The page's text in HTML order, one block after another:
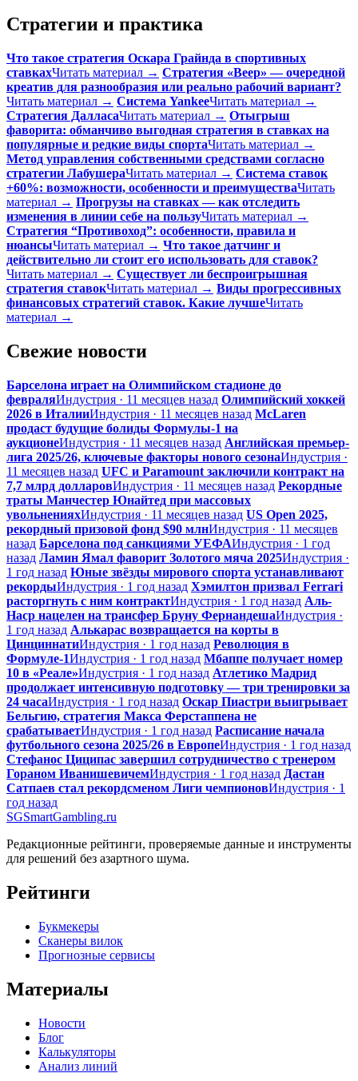
Стратегии и практика
Что такое стратегия Оскара Грайнда в спортивных
ставкахЧитать материал → Стратегия «Веер» — очередной
креатив для разнообразия или реально рабочий вариант?
Читать материал → Система YankeeЧитать материал →
Стратегия ДалласаЧитать материал → Отыгрыш
фаворита: обманчиво выгодная стратегия в ставках на
популярные и редкие виды спортаЧитать материал →
Метод управления собственными средствами согласно
стратегии ЛабушераЧитать материал → Система ставок
+60%: возможности, особенности и преимуществаЧитать
материал → Прогрузы на ставках — как отследить
изменения в линии себе на пользуЧитать материал →
Стратегия “Противоход”: особенности, правила и
нюансыЧитать материал → Что такое датчинг и
действительно ли стоит его использовать для ставок?
Читать материал → Существует ли беспроигрышная
стратегия ставокЧитать материал → Виды прогрессивных
финансовых стратегий ставок. Какие лучшеЧитать
материал →
Свежие новости
Барселона играет на Олимпийском стадионе до
февраляИндустрия · 11 месяцев назад Олимпийский хоккей
2026 в ИталииИндустрия · 11 месяцев назад McLaren
продаст будущие болиды Формулы-1 на
аукционеИндустрия · 11 месяцев назад Английская премьер-
лига 2025/26, ключевые факторы нового сезонаИндустрия ·
11 месяцев назад UFC и Paramount заключили контракт на
7,7 млрд долларовИндустрия · 11 месяцев назад Рекордные
траты Манчестер Юнайтед при массовых
увольненияхИндустрия · 11 месяцев назад US Open 2025,
рекордный призовой фонд $90 млнИндустрия · 11 месяцев
назад Барселона под санкциями УЕФАИндустрия · 1 год
назад Ламин Ямал фаворит Золотого мяча 2025Индустрия ·
1 год назад Юные звёзды мирового спорта устанавливают
рекордыИндустрия · 1 год назад Хэмилтон призвал Ferrari
расторгнуть с ним контрактИндустрия · 1 год назад Аль-
Наср нацелен на трансфер Бруну ФернандешаИндустрия ·
1 год назад Алькарас возвращается на корты в
ЦинциннатиИндустрия · 1 год назад Революция в
Формуле-1Индустрия · 1 год назад Мбаппе получает номер
10 в «Реале»Индустрия · 1 год назад Атлетико Мадрид
продолжает интенсивную подготовку — три тренировки за
24 часаИндустрия · 1 год назад Оскар Пиастри выигрывает
Бельгию, стратегия Макса Ферстаппена не
срабатываетИндустрия · 1 год назад Расписание начала
футбольного сезона 2025/26 в ЕвропеИндустрия · 1 год назад
Стефанос Циципас завершил сотрудничество с тренером
Гораном ИванишевичемИндустрия · 1 год назад Дастан
Сатпаев стал рекордсменом Лиги чемпионовИндустрия · 1
год назад
SGSmartGambling.ru
Редакционные рейтинги, проверяемые данные и инструменты
для решений без азартного шума.
Рейтинги
Букмекеры
Сканеры вилок
Прогнозные сервисы
Материалы
Новости
Блог
Калькуляторы
Анализ линий